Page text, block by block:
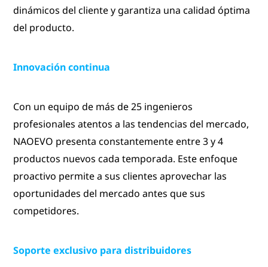
dinámicos del cliente y garantiza una calidad óptima
del producto.
Innovación continua
Con un equipo de más de 25 ingenieros
profesionales atentos a las tendencias del mercado,
NAOEVO presenta constantemente entre 3 y 4
productos nuevos cada temporada. Este enfoque
proactivo permite a sus clientes aprovechar las
oportunidades del mercado antes que sus
competidores.
Soporte exclusivo para distribuidores